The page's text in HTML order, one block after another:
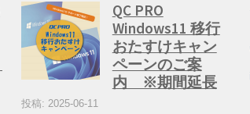
QC PRO
Windows11 移行
おたすけキャン
ペーンのご案
内 ※期間延長
投稿: 2025-06-11